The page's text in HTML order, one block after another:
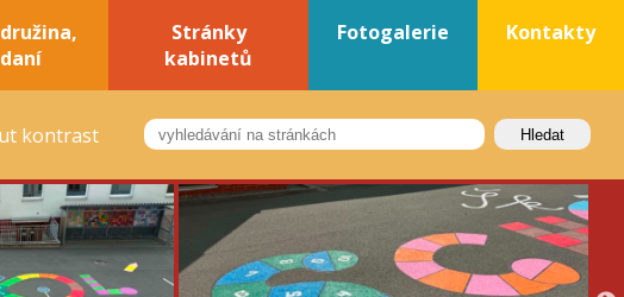
Stránky
kabinetů
Fotogalerie Kontakty
kontrast